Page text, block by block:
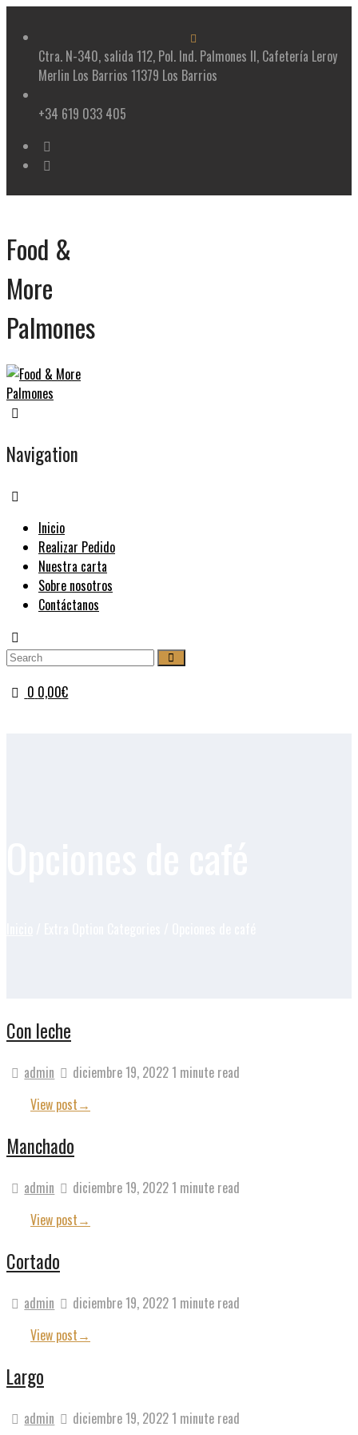
contentCtra. N-340, salida 112, Pol. Ind. Palmones II, Cafetería Leroy
Merlin Los Barrios 11379 Los Barrios
+34 619 033 405
Food &
More
Palmones
Navigation
Inicio
Realizar Pedido
Nuestra carta
Sobre nosotros
Contáctanos
0 0,00€
Con leche
admin diciembre 19, 20221 minute read
View post→
Manchado
admin diciembre 19, 20221 minute read
View post→
Cortado
admin diciembre 19, 20221 minute read
View post→
Largo
admin diciembre 19, 20221 minute read